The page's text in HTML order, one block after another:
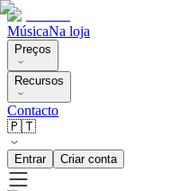
MúsicaNa loja
Preços
Recursos
Contacto
🇵🇹
Entrar Criar conta